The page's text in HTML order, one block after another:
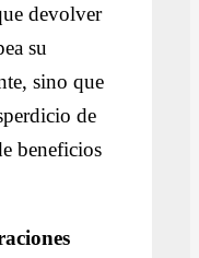
devolver
su
sino que
de
beneficios